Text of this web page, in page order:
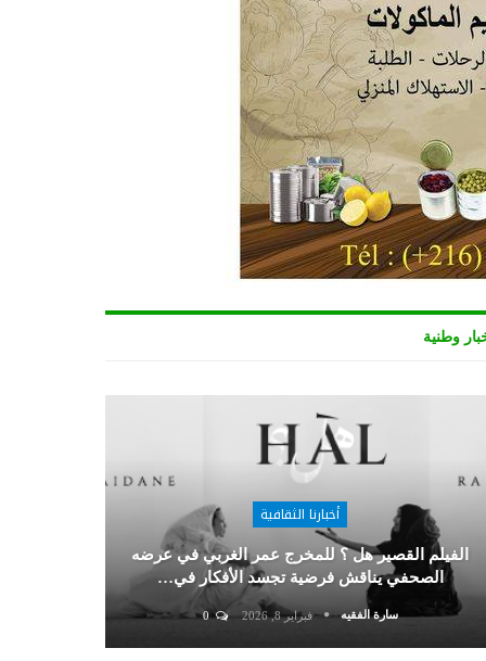
وطنية
أخبارنا الثقافية
الفيلم القصير هل ؟ للمخرج عمر الغربي في عرضه
الصحفي يناقش فرضية تجسد الأفكار في…
سارة الفقيه فبراير 8, 2026 0